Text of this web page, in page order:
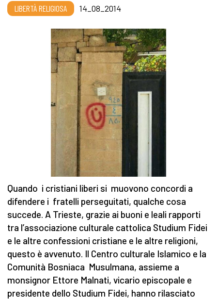
LIBERTÀ RELIGIOSA 14_08_2014
Quando i cristiani liberi si muovono concordi a
difendere i fratelli perseguitati, qualche cosa
succede. A Trieste, grazie ai buoni e leali rapporti
tra l’associazione culturale cattolica Studium Fidei
e le altre confessioni cristiane e le altre religioni,
questo è avvenuto. Il Centro culturale Islamico e la
Comunità Bosniaca Musulmana, assieme a
monsignor Ettore Malnati, vicario episcopale e
presidente dello Studium Fidei, hanno rilasciato